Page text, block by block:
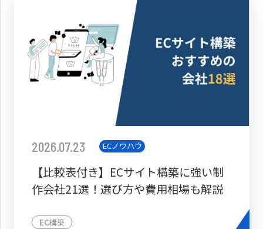
2026.07.23 ECノウハウ
【比較表付き】ECサイト構築に強い制
作会社21選！選び方や費用相場も解説
EC構築